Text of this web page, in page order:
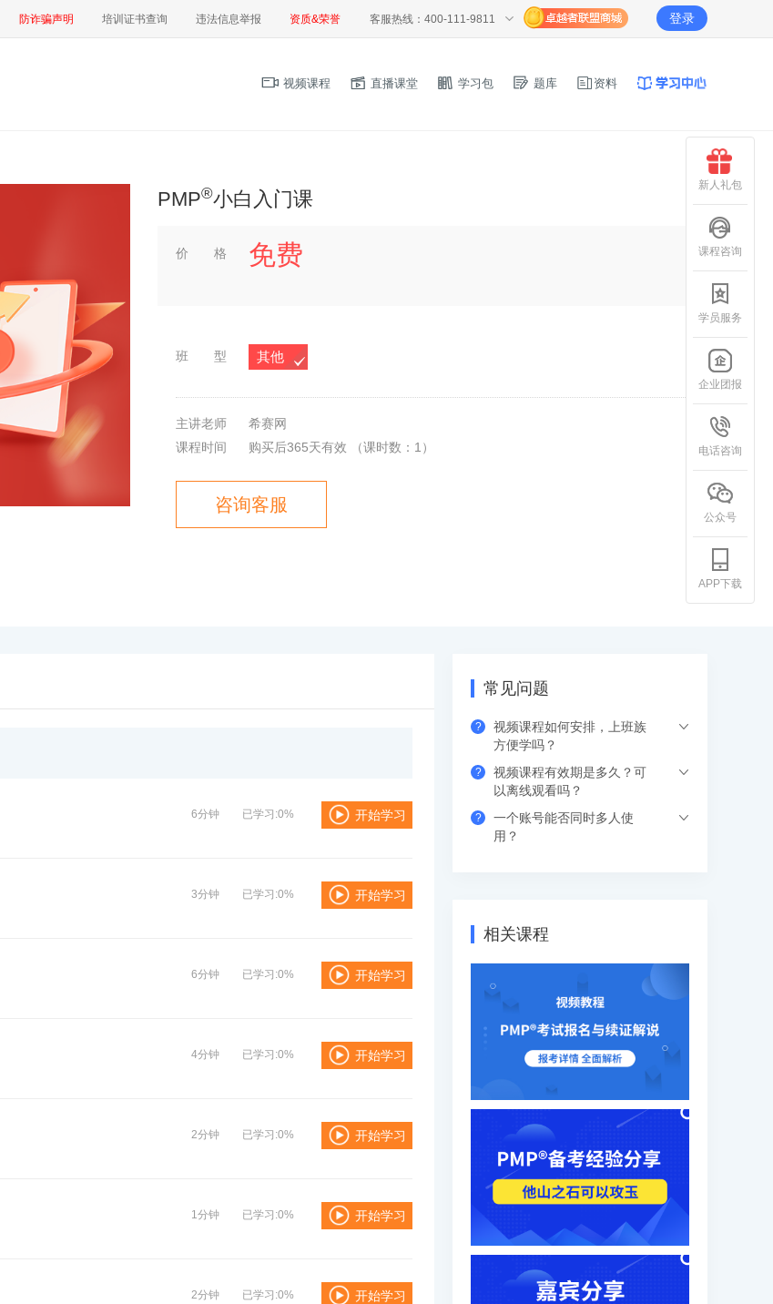
防诈骗声明 培训证书查询 违法信息举报 资质&荣誉 客服热线：400-111-9811 登录
视频课程 直播课堂 学习包 题库 资料
PMP®小白入门课
价 格 免费
班 型 其他
主讲老师
希赛网
课程时间
购买后365天有效 （课时数： 1 ）
咨询客服
开始学习
6分钟 已学习:0%
开始学习
3分钟 已学习:0%
开始学习
6分钟 已学习:0%
开始学习
4分钟 已学习:0%
开始学习
2分钟 已学习:0%
开始学习
1分钟 已学习:0%
开始学习
2分钟 已学习:0%
常见问题
?
视频课程如何安排，上班族
方便学吗？
下单支付后，可以在网页、APP（应用市
习中心-视频课程菜单观看，有效期内随时
?
视频课程有效期是多久？可
以离线观看吗？
视频课程有效期是365天（具体参考产品
?
一个账号能否同时多人使
用？
备，超出数量自动踢出最早登录的设备。
相关课程
新人礼包
课程咨询
学员服务
企业团报
电话咨询
公众号
APP下载